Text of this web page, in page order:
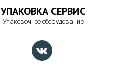
УПАКОВКА СЕРВИС
Упаковочное оборудование